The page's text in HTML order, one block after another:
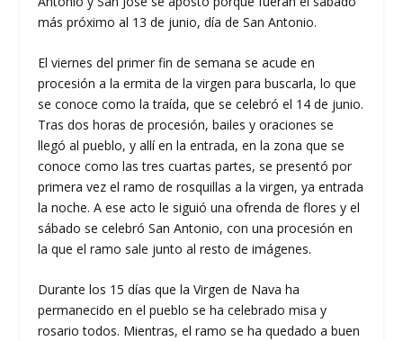
más próximo al 13 de junio, día de San Antonio.
El viernes del primer fin de semana se acude en
procesión a la ermita de la virgen para buscarla, lo que
se conoce como la traída, que se celebró el 14 de junio.
Tras dos horas de procesión, bailes y oraciones se
llegó al pueblo, y allí en la entrada, en la zona que se
conoce como las tres cuartas partes, se presentó por
primera vez el ramo de rosquillas a la virgen, ya entrada
la noche. A ese acto le siguió una ofrenda de flores y el
sábado se celebró San Antonio, con una procesión en
la que el ramo sale junto al resto de imágenes.
Durante los 15 días que la Virgen de Nava ha
permanecido en el pueblo se ha celebrado misa y
rosario todos. Mientras, el ramo se ha quedado a buen